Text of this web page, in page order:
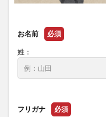
お名前 必須
姓：
フリガナ 必須